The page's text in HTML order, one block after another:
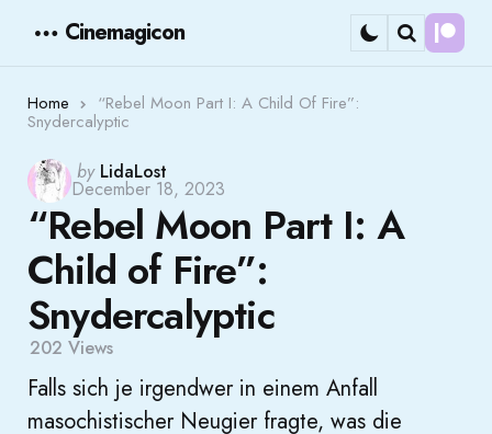
Cinemagicon
Search
Home “Rebel Moon Part I: A Child Of Fire”:
Snydercalyptic
Posted
by
by LidaLost
December 18, 2023
“Rebel Moon Part I: A
Child of Fire”:
Snydercalyptic
202 Views
Falls sich je irgendwer in einem Anfall
masochistischer Neugier fragte, was die